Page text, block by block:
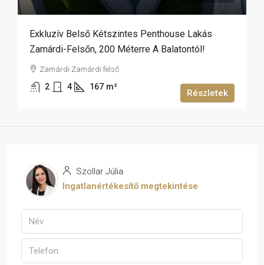
Exkluzív Belső Kétszintes Penthouse Lakás
Zamárdi-Felsőn, 200 Méterre A Balatontól!
Zamárdi Zamárdi felső
2 4 167 m²
Részletek
Szollar Júlia
Ingatlanértékesítő megtekintése